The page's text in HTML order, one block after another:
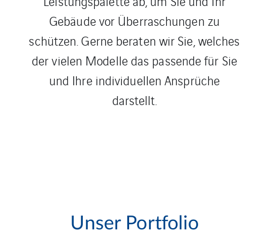
Gebäude vor Überraschungen zu
schützen. Gerne beraten wir Sie, welches
der vielen Modelle das passende für Sie
und Ihre individuellen Ansprüche
darstellt.
Unser Portfolio